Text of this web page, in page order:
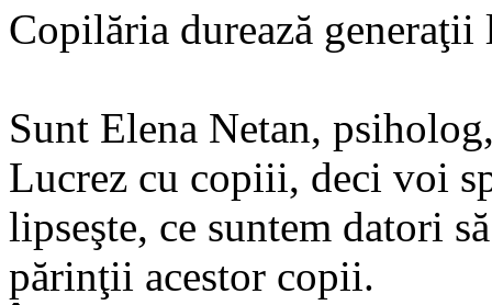
Copilăria durează generaţii
Sunt Elena Netan,
Lucrez cu copiii, deci voi
lipseşte, ce suntem datori
părinţii acestor copii.